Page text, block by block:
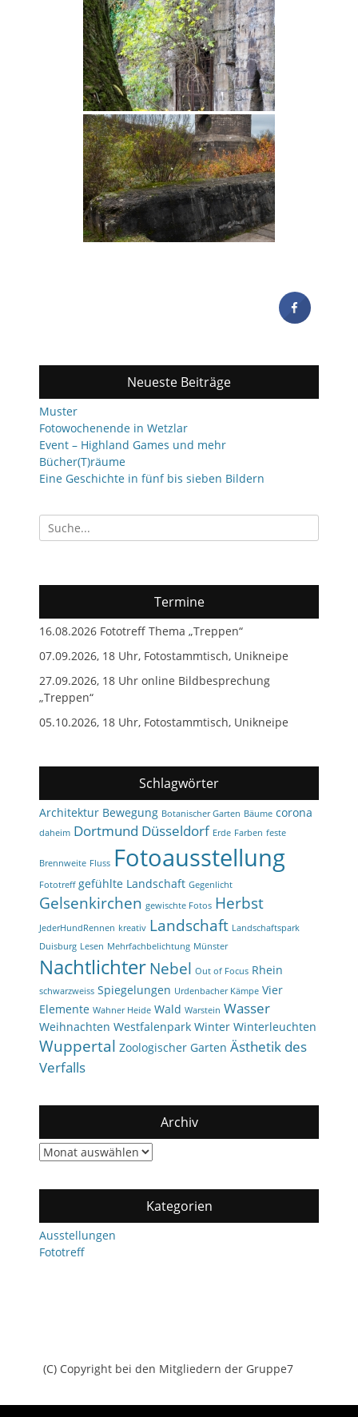
Neueste Beiträge
Muster
Fotowochenende in Wetzlar
Event – Highland Games und mehr
Bücher(T)räume
Eine Geschichte in fünf bis sieben Bildern
Suchen
nach:
Termine
16.08.2026 Fototreff Thema „Treppen“
07.09.2026, 18 Uhr, Fotostammtisch, Unikneipe
27.09.2026, 18 Uhr online Bildbesprechung
„Treppen“
05.10.2026, 18 Uhr, Fotostammtisch, Unikneipe
Schlagwörter
Architektur Bewegung Botanischer Garten Bäume corona
daheim Dortmund Düsseldorf Erde Farben feste
Brennweite Fluss Fotoausstellung
Fototreff gefühlte Landschaft Gegenlicht
Gelsenkirchen gewischte Fotos Herbst
JederHundRennen kreativ Landschaft Landschaftspark
Duisburg Lesen Mehrfachbelichtung Münster
NachtlichterNebel Out of Focus Rhein
schwarzweiss Spiegelungen Urdenbacher Kämpe Vier
Elemente Wahner Heide Wald Warstein Wasser
Weihnachten Westfalenpark Winter Winterleuchten
Wuppertal Zoologischer Garten Ästhetik des
Verfalls
Archiv
Archiv
Kategorien
Ausstellungen
Fototreff
(C) Copyright bei den Mitgliedern der Gruppe7